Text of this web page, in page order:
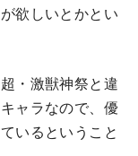
欲しいとかとい
・激獣神祭と違
ャラなので、優
いるということ